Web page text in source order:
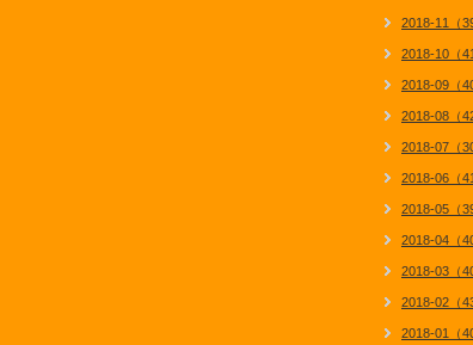
2018-11（39
2018-10（41
2018-09（40
2018-08（42
2018-07（30
2018-06（41
2018-05（39
2018-04（40
2018-03（40
2018-02（43
2018-01（40